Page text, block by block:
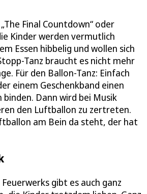
Final Countdown“ oder
Kinder werden vermutlich
Essen hibbelig und wollen sich
Tanz braucht es nicht mehr
Für den Ballon-Tanz: Einfach
einem Geschenkband einen
Dann wird bei Musik
den Luftballon zu zertreten.
am Bein da steht, der hat
gibt es auch ganz